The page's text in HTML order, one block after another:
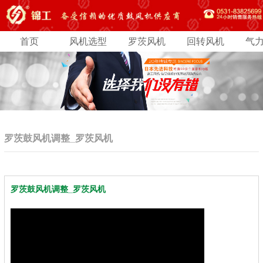
首页 风机选型 罗茨风机 回转风机 气
罗茨鼓风机调整_罗茨风机
罗茨鼓风机调整_罗茨风机